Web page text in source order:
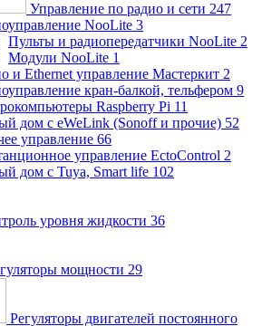
Управление по радио и сети 247
NooLite 3
Пульты и радиопередатчики NooLite 2
Модули NooLite 1
и Ethernet управление Мастеркит 2
кран-балкой, тельфером 9
Raspberry Pi 11
дом c eWeLink (Sonoff и прочие) 52
управление 66
управление EctoControl 2
дом с Tuya, Smart life 102
уровня жидкости 36
мощности 29
Регуляторы двигателей постоянного